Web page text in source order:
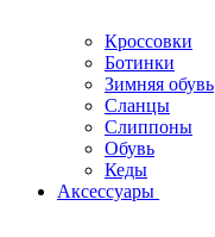
Кроссовки
Ботинки
Зимняя обувь
Сланцы
Слиппоны
Обувь
Кеды
Аксессуары